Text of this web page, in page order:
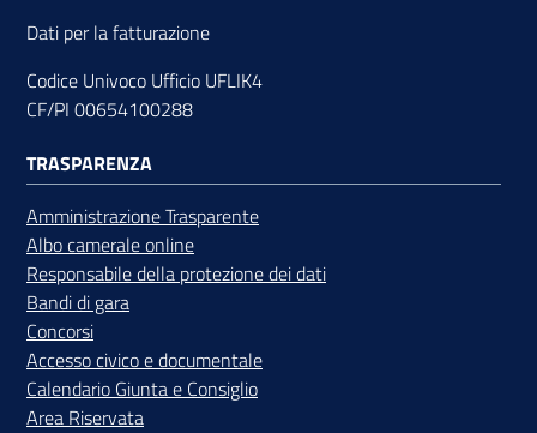
Dati per la fatturazione
Codice Univoco Ufficio UFLIK4
CF/PI 00654100288
TRASPARENZA
Amministrazione Trasparente
Albo camerale online
Responsabile della protezione dei dati
Bandi di gara
Concorsi
Accesso civico e documentale
Calendario Giunta e Consiglio
Area Riservata